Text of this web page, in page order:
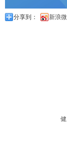
分享到： 新浪